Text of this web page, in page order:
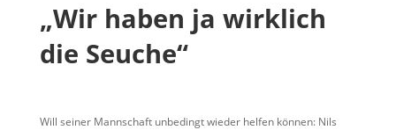
„Wir haben ja wirklich
die Seuche“
Will seiner Mannschaft unbedingt wieder helfen können: Nils